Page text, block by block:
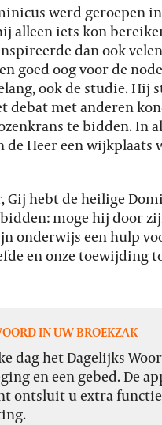
werd geroepen
alleen iets kon
dan ook
goed oog voor de
ook de studie. Hij
debat met anderen
te bidden. In
de Heer een
Gij hebt de heilige
moge hij door
onderwijs een hulp
en onze toewijding
IN UW BROEKZAK
dag het Dagelijks
en een gebed. De
ontsluit u extra